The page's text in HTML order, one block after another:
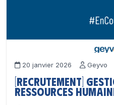
20 janvier 2026 Geyvo
[Recrutement]
Ressources